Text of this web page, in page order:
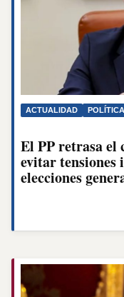
ACTUALIDAD POLÍTICA
El PP retrasa el
evitar tensiones
elecciones